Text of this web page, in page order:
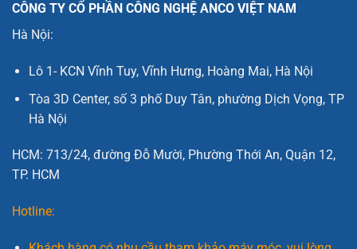
CÔNG TY CỔ PHẦN CÔNG NGHỆ ANCO VIỆT NAM
Hà Nội:
Lô 1- KCN Vĩnh Tuy, Vĩnh Hưng, Hoàng Mai, Hà Nội
Tòa 3D Center, số 3 phố Duy Tân, phường Dịch Vọng, TP
Hà Nội
HCM: 713/24, đường Đỗ Mười, Phường Thới An, Quận 12,
TP. HCM
Hotline: